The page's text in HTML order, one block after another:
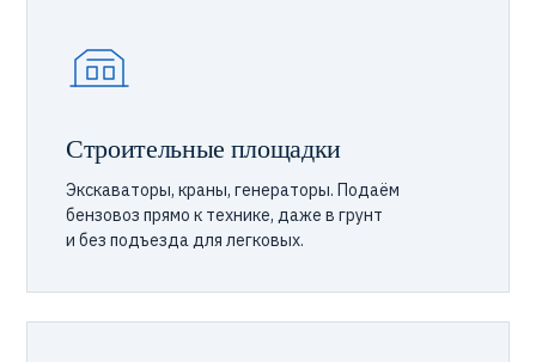
Строительные площадки
Экскаваторы, краны, генераторы. Подаём
бензовоз прямо к технике, даже в грунт
и без подъезда для легковых.